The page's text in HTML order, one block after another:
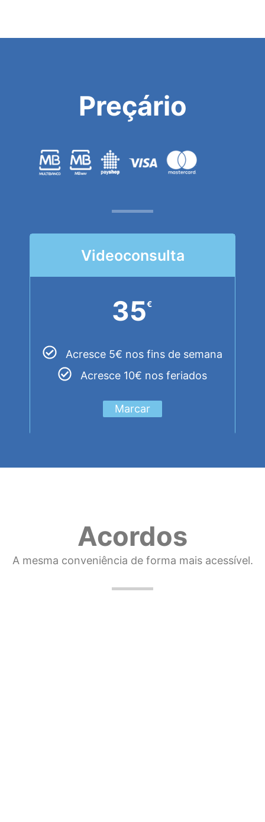
Preçário
Videoconsulta
35€
Acresce 5€ nos fins de semana
Acresce 10€ nos feriados
Marcar
Acordos
A mesma conveniência de forma mais acessível.